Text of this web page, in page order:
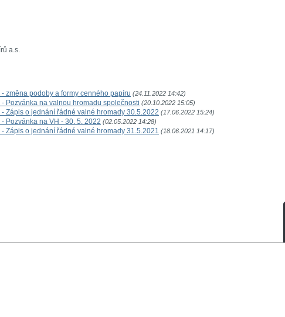
a.s.
změna podoby a formy cenného papíru (24.11.2022 14:42)
Pozvánka na valnou hromadu společnosti (20.10.2022 15:05)
Zápis o jednání řádné valné hromady 30.5.2022 (17.06.2022 15:24)
Pozvánka na VH - 30. 5. 2022 (02.05.2022 14:28)
Zápis o jednání řádné valné hromady 31.5.2021 (18.06.2021 14:17)